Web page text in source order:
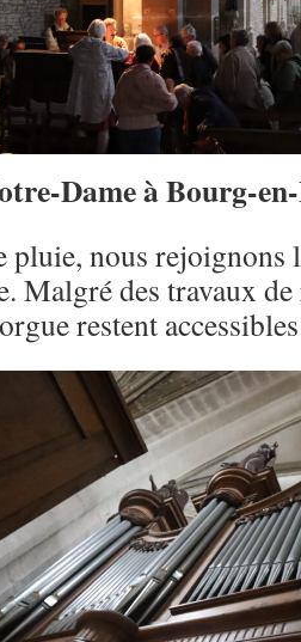
Dame à Bourg-
pluie, nous rejoignons
Malgré des travaux
restent